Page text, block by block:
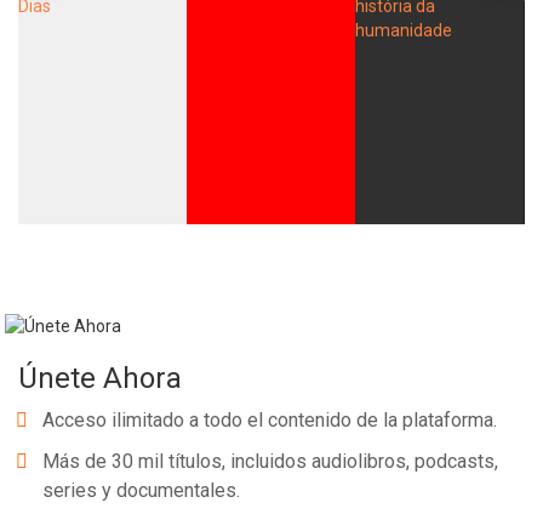
Únete Ahora
Acceso ilimitado a todo el contenido de la plataforma.
Más de 30 mil títulos, incluidos audiolibros, podcasts,
series y documentales.